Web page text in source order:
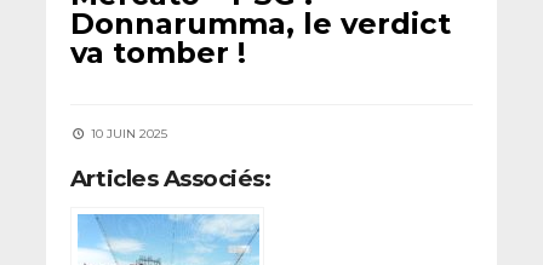
Donnarumma, le verdict
va tomber !
10 JUIN 2025
Articles Associés: